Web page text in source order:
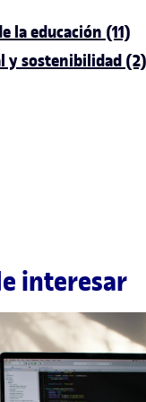
la educación (11)
y sostenibilidad (2)
interesar